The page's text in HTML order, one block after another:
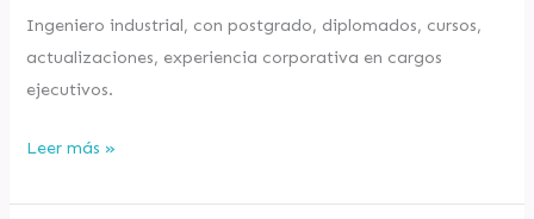
Ingeniero industrial, con postgrado, diplomados, cursos,
actualizaciones, experiencia corporativa en cargos
ejecutivos.
suficientes
Leer más »